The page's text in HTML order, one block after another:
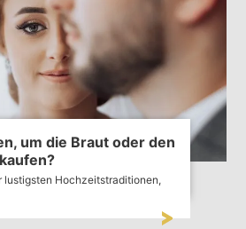
um die Braut oder den
lustigsten Hochzeitstraditionen,